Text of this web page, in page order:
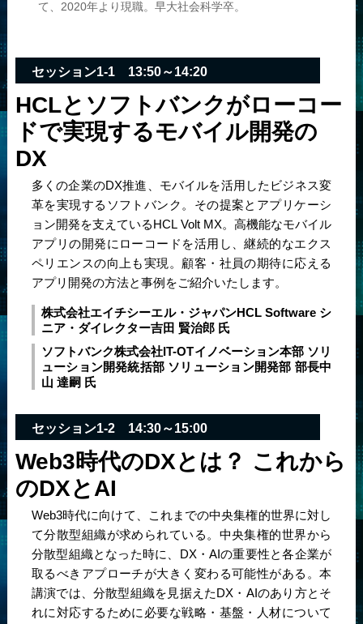
て、2020年より現職。早大社会科学卒。
セッション1-1 13:50～14:20
HCLとソフトバンクがローコー
ドで実現するモバイル開発の
DX
多くの企業のDX推進、モバイルを活用したビジネス変
革を実現するソフトバンク。その提案とアプリケーシ
ョン開発を支えているHCL Volt MX。高機能なモバイル
アプリの開発にローコードを活用し、継続的なエクス
ペリエンスの向上も実現。顧客・社員の期待に応える
アプリ開発の方法と事例をご紹介いたします。
株式会社エイチシーエル・ジャパンHCL Software シ
ニア・ダイレクター吉田 賢治郎 氏
ソフトバンク株式会社IT-OTイノベーション本部 ソリ
ューション開発統括部 ソリューション開発部 部長中
山 達嗣 氏
セッション1-2 14:30～15:00
Web3時代のDXとは？ これから
のDXとAI
Web3時代に向けて、これまでの中央集権的世界に対し
て分散型組織が求められている。中央集権的世界から
分散型組織となった時に、DX・AIの重要性と各企業が
取るべきアプローチが大きく変わる可能性がある。本
講演では、分散型組織を見据えたDX・AIのあり方とそ
れに対応するために必要な戦略・基盤・人材について